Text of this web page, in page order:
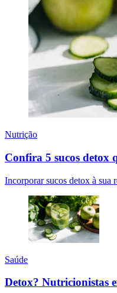
Nutrição
Confira 5 sucos detox
Incorporar sucos detox à sua
Saúde
Detox? Nutricionistas